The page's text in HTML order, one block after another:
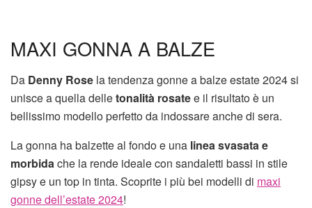
MAXI GONNA A BALZE
Da Denny Rose la tendenza gonne a balze estate 2024 si
unisce a quella delletonalità rosatee il risultato è un
bellissimo modello perfetto da indossare anche di sera.
La gonna ha balzette al fondo e una linea svasata e
morbidache la rende ideale con sandaletti bassi in stile
gipsy e un top in tinta. Scoprite i più bei modelli di maxi
gonne dell’estate 2024!